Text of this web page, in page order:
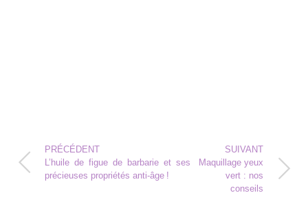
PRÉCÉDENT
L’huile de figue de barbarie et ses
précieuses propriétés anti-âge !
SUIVANT
Maquillage yeux
vert : nos
conseils